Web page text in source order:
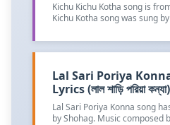
Kichu Kichu Kotha song is
Kichu Kotha song was sung
Lal Sari Poriya
Lyrics (লাল শাড়ি পরিয়া কন্যা)
Lal Sari Poriya Konna song
by Shohag. Music composed